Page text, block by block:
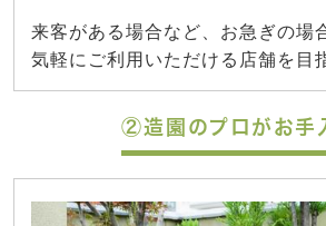
来客がある場合など、お急ぎの場
気軽にご利用いただける店舗を目
②造園のプロがお手